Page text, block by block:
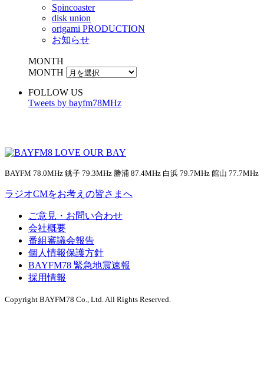
Spincoaster
disk union
origami PRODUCTION
お知らせ
MONTH
MONTH
FOLLOW US
Tweets by bayfm78MHz
BAYFM 78.0MHz 銚子 79.3MHz 勝浦 87.4MHz 白浜 79.7MHz 館山 77.7MHz
ラジオCMをお考えの皆さまへ
ご意見・お問い合わせ
会社概要
番組審議会報告
個人情報保護方針
BAYFM78 緊急地震速報
採用情報
Copyright BAYFM78 Co., Ltd. All Rights Reserved.